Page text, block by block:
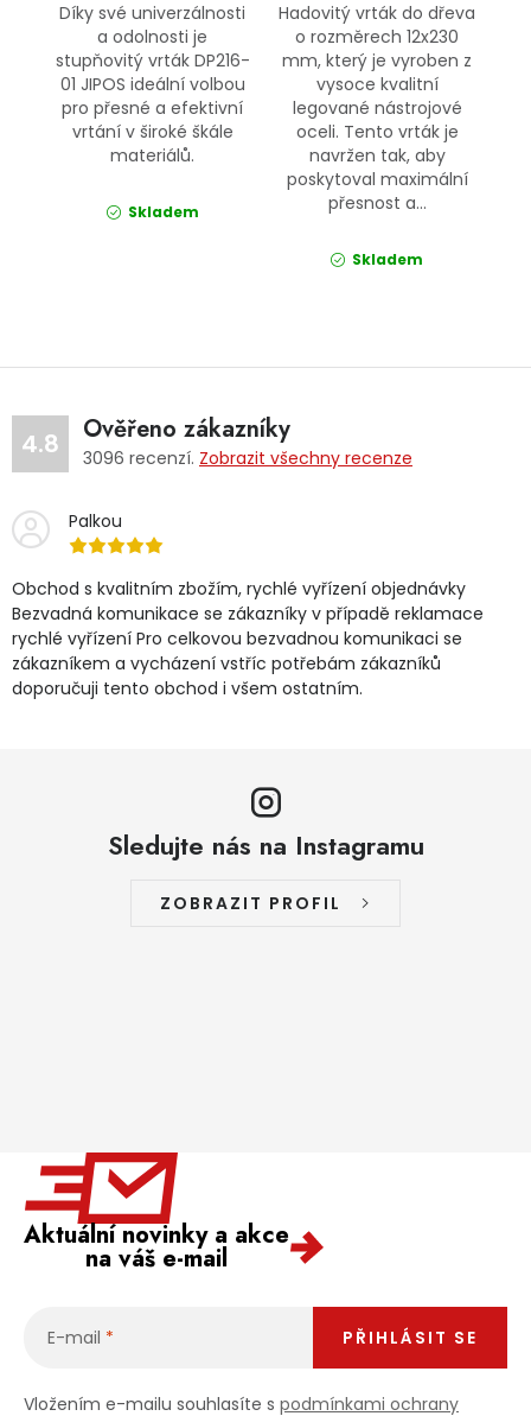
Díky své univerzálnosti
a odolnosti je
stupňovitý vrták DP216-
01 JIPOS ideální volbou
pro přesné a efektivní
vrtání v široké škále
materiálů.
Skladem
Hadovitý vrták do dřeva
o rozměrech 12x230
mm, který je vyroben z
vysoce kvalitní
legované nástrojové
oceli. Tento vrták je
navržen tak, aby
poskytoval maximální
přesnost a...
Skladem
4.8 Ověřeno zákazníky
3096 recenzí. Zobrazit všechny recenze
Palkou
Obchod s kvalitním zbožím, rychlé vyřízení objednávky
Bezvadná komunikace se zákazníky v případě reklamace
rychlé vyřízení Pro celkovou bezvadnou komunikaci se
zákazníkem a vycházení vstříc potřebám zákazníků
doporučuji tento obchod i všem ostatním.
Sledujte nás na Instagramu
ZOBRAZIT PROFIL
Aktuální novinky a akce
na váš e-mail
E-mail
Vložením e-mailu souhlasíte s podmínkami ochrany
PŘIHLÁSIT SE